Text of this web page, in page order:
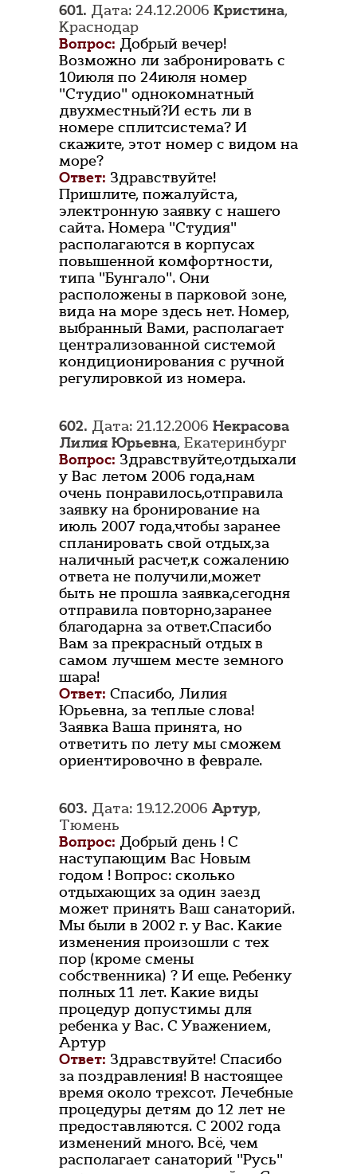
601. Дата: 24.12.2006 Кристина,
Краснодар
Вопрос: Добрый вечер!
Возможно ли забронировать с
10июля по 24июля номер
"Студио" однокомнатный
двухместный?И есть ли в
номере сплитсистема? И
скажите, этот номер с видом на
море?
Ответ: Здравствуйте!
Пришлите, пожалуйста,
электронную заявку с нашего
сайта. Номера "Студия"
располагаются в корпусах
повышенной комфортности,
типа "Бунгало". Они
расположены в парковой зоне,
вида на море здесь нет. Номер,
выбранный Вами, располагает
централизованной системой
кондиционирования с ручной
регулировкой из номера.
602. Дата: 21.12.2006 Некрасова
Лилия Юрьевна, Екатеринбург
Вопрос: Здравствуйте,отдыхали
у Вас летом 2006 года,нам
очень понравилось,отправила
заявку на бронирование на
июль 2007 года,чтобы заранее
спланировать свой отдых,за
наличный расчет,к сожалению
ответа не получили,может
быть не прошла заявка,сегодня
отправила повторно,заранее
благодарна за ответ.Спасибо
Вам за прекрасный отдых в
самом лучшем месте земного
шара!
Ответ: Спасибо, Лилия
Юрьевна, за теплые слова!
Заявка Ваша принята, но
ответить по лету мы сможем
ориентировочно в феврале.
603. Дата: 19.12.2006Артур,
Тюмень
Вопрос: Добрый день ! С
наступающим Вас Новым
годом ! Вопрос: сколько
отдыхающих за один заезд
может принять Ваш санаторий.
Мы были в 2002 г. у Вас. Какие
изменения произошли с тех
пор (кроме смены
собственника) ? И еще. Ребенку
полных 11 лет. Какие виды
процедур допустимы для
ребенка у Вас. С Уважением,
Артур
Ответ: Здравствуйте! Спасибо
за поздравления! В настоящее
время около трехсот. Лечебные
процедуры детям до 12 лет не
предоставляются. С 2002 года
изменений много. Всё, чем
располагает санаторий "Русь"